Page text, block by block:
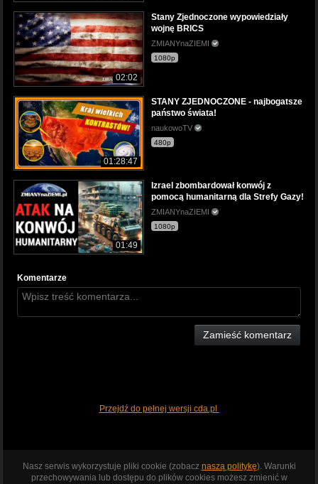
02:02
Stany Zjednoczone wypowiedziały
wojnę BRICS
ZMIANYnaZIEMI
1080p
01:28:47
STANY ZJEDNOCZONE - najbogatsze
państwo świata!
naukowoTV
480p
01:49
Izrael zbombardował konwój z
pomocą humanitarną dla Strefy Gazy!
ZMIANYnaZIEMI
1080p
Komentarze
Zamieść komentarz
Przejdź do pełnej wersji cda.pl
Nasz serwis wykorzystuje pliki cookie (zobacz naszą politykę). Warunki
przechowywania lub dostępu do plików cookies możesz zmienić w